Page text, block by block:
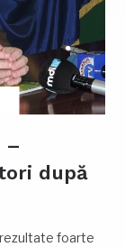
–
după
foarte